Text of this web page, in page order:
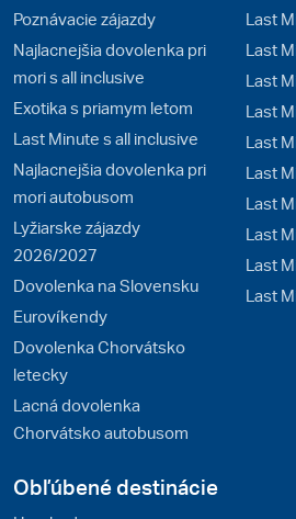
Poznávacie zájazdy
Najlacnejšia dovolenka pri
mori s all inclusive
Exotika s priamym letom
Last Minute s all inclusive
Najlacnejšia dovolenka pri
mori autobusom
Lyžiarske zájazdy
2026/2027
Dovolenka na Slovensku
Eurovíkendy
Dovolenka Chorvátsko
letecky
Lacná dovolenka
Chorvátsko autobusom
Last
Last
Last
Last
Last
Last
Last
Last
Last
Last
Obľúbené destinácie